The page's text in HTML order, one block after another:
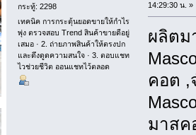
กระทู้: 2298
เทคนิค การกระตุ้นยอดขายให้กำไร
พุ่ง ตรวจสอบ Trend สินค้าขายดีอยู่
เสมอ · 2. ถ่ายภาพสินค้าให้ตรงปก
และดึงดูดความสนใจ · 3. ตอบแชท
ไวช่วยชีวิต ออนแชทไว้ตลอด
14:29:30 น. »
ผลิตม
คอต ,
มาสค